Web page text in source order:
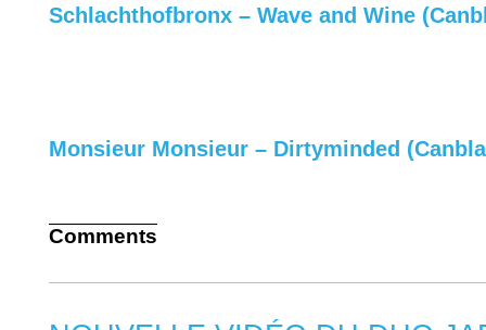
Schlachthofbronx – Wave and Wine
Monsieur Monsieur – Dirtyminded
Comments